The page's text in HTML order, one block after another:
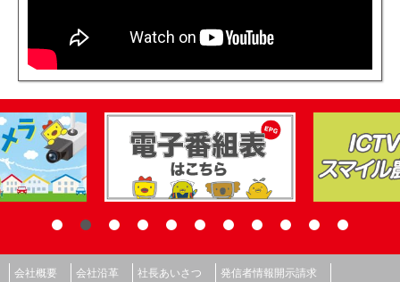
会社概要 会社沿革 社長あいさつ
発信者情報開示請求